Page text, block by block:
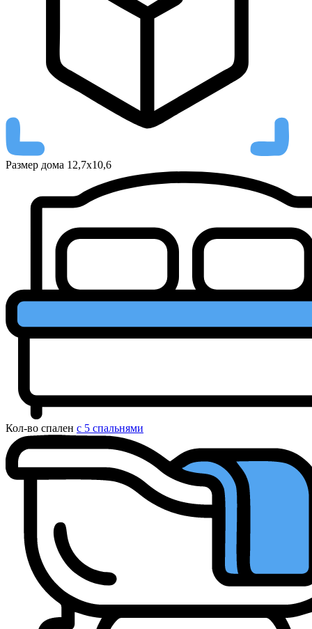
Размер дома 12,7х10,6
Кол-во спален с 5 спальнями